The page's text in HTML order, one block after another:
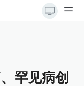
罕见病创